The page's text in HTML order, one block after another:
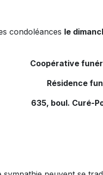
condoléances le
Coopérative
Résidence
635, boul. Curé-